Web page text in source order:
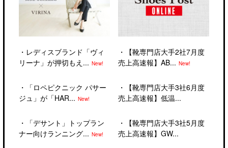
・ レディスブランド「ヴィ
リーナ」が押切もえ... New!
・
「ロペピクニック パサー
ジュ」が「HAR... New!
・
「デサント」トップラン
ナー向けランニング... New!
・
【靴専門店大手2社7月度
売上高速報】AB... New!
・
【靴専門店大手3社6月度
売上高速報】低温...
・
【靴専門店大手3社5月度
売上高速報】GW...